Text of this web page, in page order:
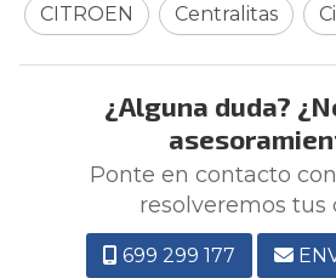
CITROEN
Centralitas
¿Alguna duda?
Ponte en contacto
resolveremos tus
699 299 177